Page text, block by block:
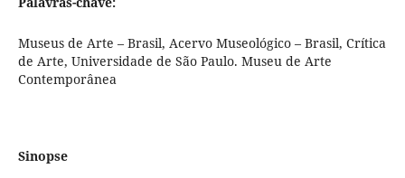
Museus de Arte – Brasil, Acervo Museológico – Brasil, Crítica
de Arte, Universidade de São Paulo. Museu de Arte
Contemporânea
Sinopse